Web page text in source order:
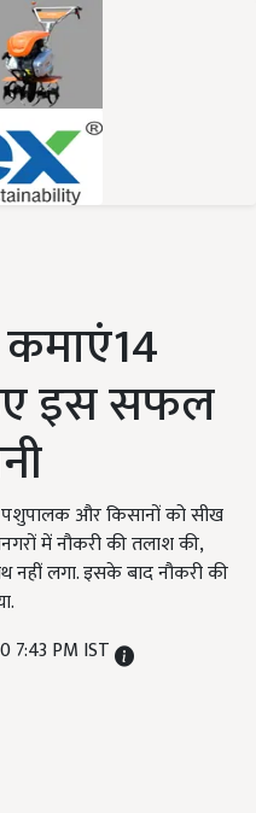
इस सफल
और किसानों को सीख
में नौकरी की तलाश की,
नहीं लगा. इसके बाद नौकरी की
7:43 PM IST